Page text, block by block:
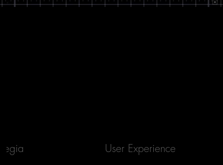
User Experience